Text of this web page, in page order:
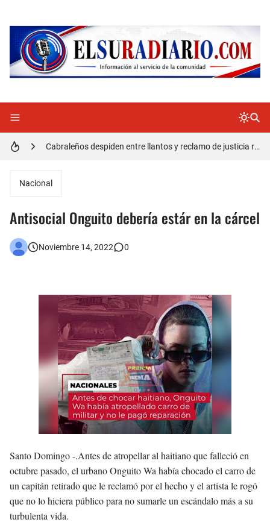
Detienen policía con presunta cocaína en Barahona
Cabraleños despiden entre llantos y reclamo de justicia restos mortales de Yasmel
Distrito Educativo 01-04 de Cabral Cancela a mas de 120 empleados; incluyendo una mujer Embarazada
Nacional
Antisocial Onguito debería estár en la cárcel
Noviembre 14, 2022 0
Santo Domingo -.Antes de atropellar al haitiano que falleció en
octubre pasado, el urbano Onguito Wa había chocado el carro de
un capitán retirado que le reclamó por el hecho y el artista le rogó
que no lo hiciera público para no sumarle un escándalo más a su
turbulenta vida.